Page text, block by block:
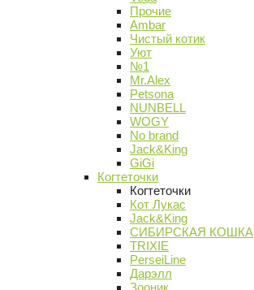
Прочие
Ambar
Чистый котик
Уют
№1
Mr.Alex
Petsona
NUNBELL
WOGY
No brand
Jack&King
GiGi
Когтеточки
Когтеточки
Кот Лукас
Jack&King
СИБИРСКАЯ КОШКА
TRIXIE
PerseiLine
Дарэлл
Зооник